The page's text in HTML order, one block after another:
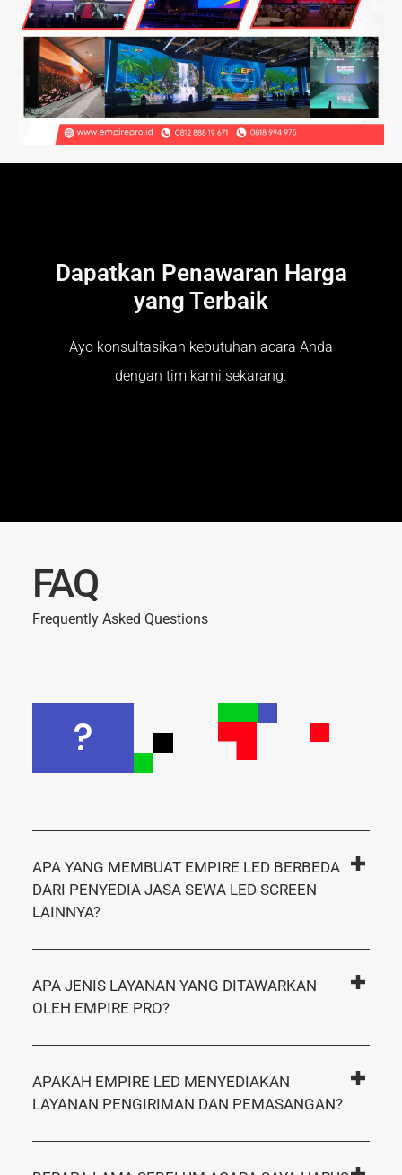
Dapatkan Penawaran Harga
yang Terbaik
Ayo konsultasikan kebutuhan acara Anda
dengan tim kami sekarang.
FAQ
Frequently Asked Questions
?
APA YANG MEMBUAT EMPIRE LED BERBEDA
DARI PENYEDIA JASA SEWA LED SCREEN
LAINNYA?
APA JENIS LAYANAN YANG DITAWARKAN
OLEH EMPIRE PRO?
APAKAH EMPIRE LED MENYEDIAKAN
LAYANAN PENGIRIMAN DAN PEMASANGAN?